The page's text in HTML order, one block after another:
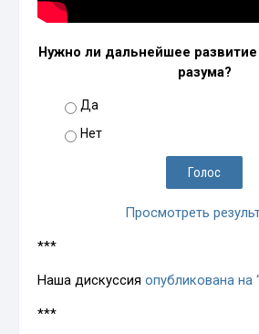
Нужно ли дальнейшее развитие
разума?
Да
Нет
Просмотреть
***
Наша дискуссияопубликована на
***